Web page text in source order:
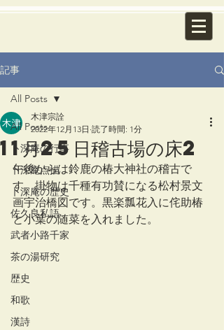
記事
All Posts
卜深庵の行事
卜深庵点描
卜深庵の歴史
佐久良私語
武者小路千家
茶の湯研究
歴史
和歌
漢詩
All Posts
11月25日稽古場の床2
木津宗詮
2022年12月13日 読了時間: 1分
午後からは鈴鹿の椿大神社の稽古で
す。掛物は千種有功賛になる松村景文
画宇治橋図です。黒楽瓢花入に侘助椿
と小葉の随菜を入れました。